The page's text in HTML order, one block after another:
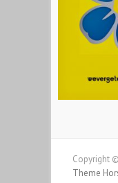
Copyright
Theme